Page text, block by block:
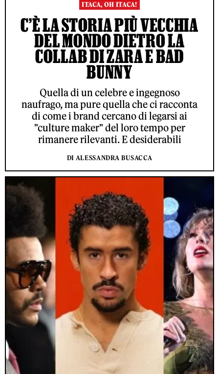
ITACA, OH ITACA!
C’È LA STORIA PIÙ VECCHIA
DEL MONDO DIETRO LA
COLLAB DI ZARA E BAD
BUNNY
Quella di un celebre e ingegnoso
naufrago, ma pure quella che ci racconta
di come i brand cercano di legarsi ai
"culture maker" del loro tempo per
rimanere rilevanti. E desiderabili
DI ALESSANDRA BUSACCA